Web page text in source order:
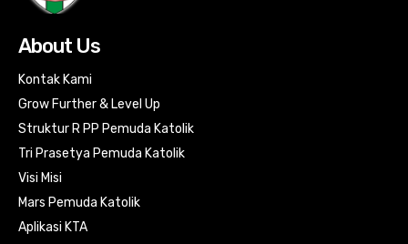
About Us
Kontak Kami
Grow Further & Level Up
Struktur R PP Pemuda Katolik
Tri Prasetya Pemuda Katolik
Visi Misi
Mars Pemuda Katolik
Aplikasi KTA